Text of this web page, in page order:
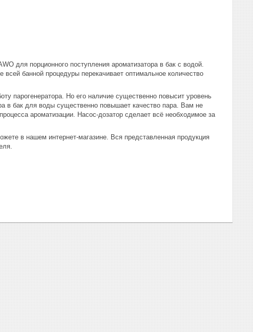
для порционного поступления ароматизатора в бак с водой.
банной процедуры перекачивает оптимальное количество
парогенератора. Но его наличие существенно повысит уровень
в бак для воды существенно повышает качество пара. Вам не
ароматизации. Насос-дозатор сделает всё необходимое за
в нашем интернет-магазине. Вся представленная продукция